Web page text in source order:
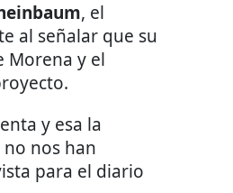
, el
al señalar que su
Morena y el
y esa la
nos han
para el diario